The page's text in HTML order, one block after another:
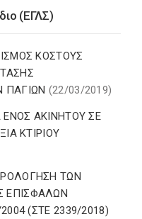
(ΕΓΛΣ)
ΚΟΣΤΟΥΣ
ΠΑΓΙΩΝ (22/03/2019)
ΕΝΟΣ ΑΚΙΝΗΤΟΥ ΣΕ
ΚΤΙΡΙΟΥ
ΤΩΝ
ΕΠΙΣΦΑΛΩΝ
(ΣΤΕ 2339/2018)